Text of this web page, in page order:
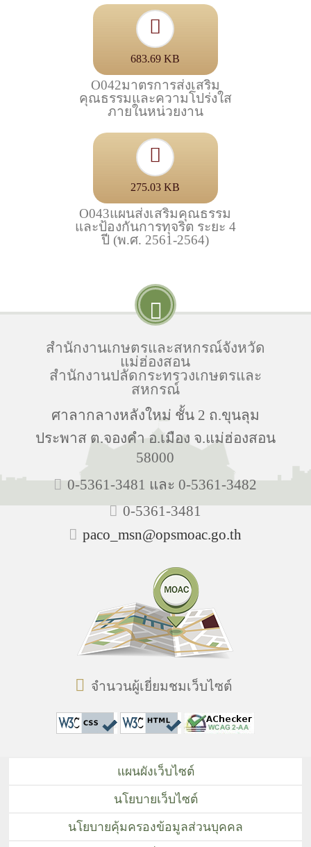
683.69 KB
O042มาตรการส่งเสริม
คุณธรรมและความโปร่งใส
ภายในหน่วยงาน
275.03 KB
O043แผนส่งเสริมคุณธรรม
และป้องกันการทุจริต ระยะ 4
ปี (พ.ศ. 2561-2564)
สำนักงานเกษตรและสหกรณ์จังหวัด
แม่ฮ่องสอน
สำนักงานปลัดกระทรวงเกษตรและ
สหกรณ์
ศาลากลางหลังใหม่ ชั้น 2 ถ.ขุนลุม
ประพาส ต.จองคำ อ.เมือง จ.แม่ฮ่องสอน
58000
0-5361-3481 และ 0-5361-3482
0-5361-3481
paco_msn@opsmoac.go.th
จำนวนผู้เยี่ยมชมเว็บไซต์
แผนผังเว็บไซต์
นโยบายเว็บไซต์
นโยบายคุ้มครองข้อมูลส่วนบุคคล